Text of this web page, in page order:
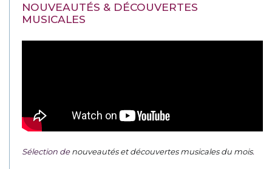
NOUVEAUTÉS & DÉCOUVERTES
MUSICALES
Sélection denouveautés et découvertes musicales du mois.